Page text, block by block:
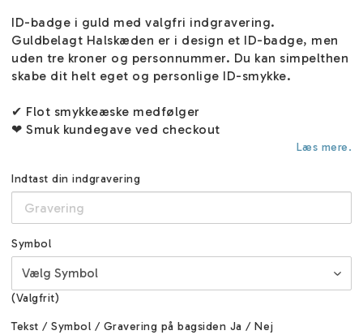
ID-badge i guld med valgfri indgravering.
Guldbelagt Halskæden er i design et ID-badge, men
uden tre kroner og personnummer. Du kan simpelthen
skabe dit helt eget og personlige ID-smykke.
✔ Flot smykkeæske medfølger
❤ Smuk kundegave ved checkout
Læs mere.
Indtast din indgravering
Symbol
(Valgfrit)
Tekst / Symbol / Gravering på bagsiden Ja / Nej